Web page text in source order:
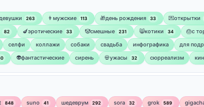
263 👨мужские 113 🎁день рождения 33 💌открытки
82 🍆эротические 33 🤡смешные 231 😸котики 34 🎂с
селфи коллажи собаки свадьба инфографика для
👽фантастические сирень 💀ужасы 32 сюрреализм
848 suno 41 шедеврум 292 sora 32 grok 589